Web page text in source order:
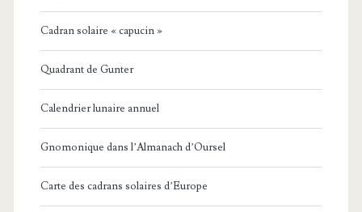
Cadran solaire « capucin »
Quadrant de Gunter
Calendrier lunaire annuel
Gnomonique dans l’Almanach d’Oursel
Carte des cadrans solaires d’Europe